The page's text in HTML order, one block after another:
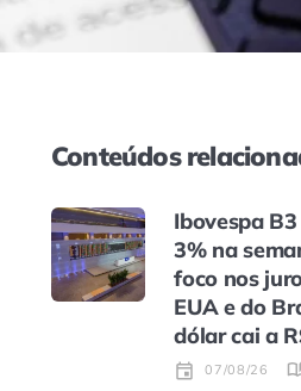
Conteúdos
Ibovespa
3% na
foco nos
EUA e do
dólar cai a
07/08/26